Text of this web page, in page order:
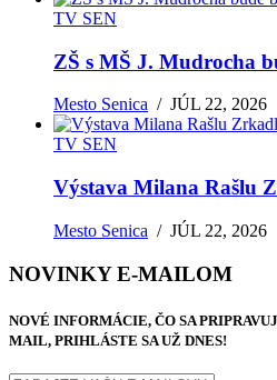
TV SEN
ZŠ s MŠ J. Mudrocha
Mesto Senica /JÚL 22, 2026
TV SEN
Výstava Milana Rašlu
Mesto Senica /JÚL 22, 2026
NOVINKY E-MAILOM
NOVÉ INFORMÁCIE, ČO SA
MAIL, PRIHLÁSTE SA UŽ DNES!